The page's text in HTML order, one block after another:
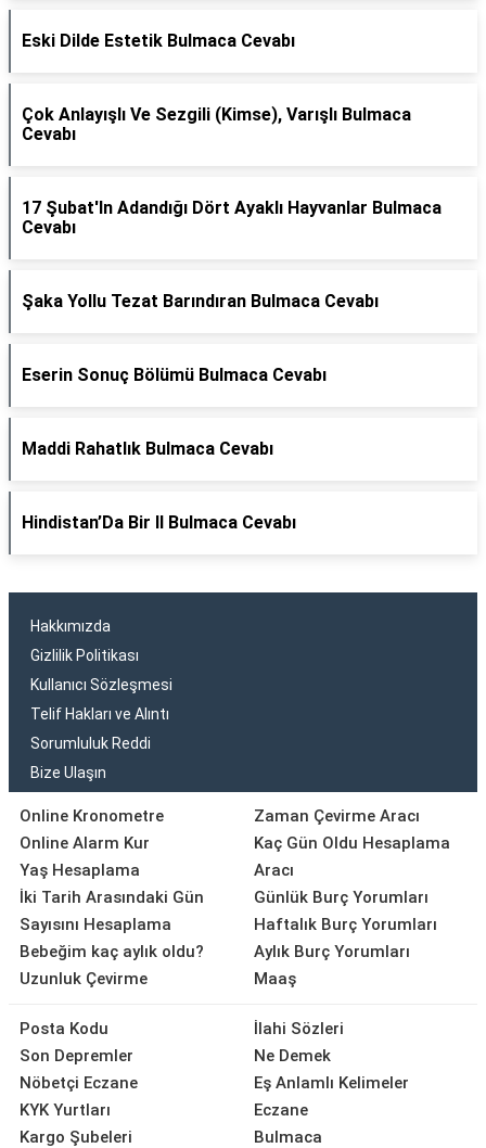
Eski Dilde Estetik Bulmaca Cevabı
Çok Anlayışlı Ve Sezgili (Kimse), Varışlı Bulmaca
Cevabı
17 Şubat'In Adandığı Dört Ayaklı Hayvanlar Bulmaca
Cevabı
Şaka Yollu Tezat Barındıran Bulmaca Cevabı
Eserin Sonuç Bölümü Bulmaca Cevabı
Maddi Rahatlık Bulmaca Cevabı
Hindistan’Da Bir Il Bulmaca Cevabı
Hakkımızda
Gizlilik Politikası
Kullanıcı Sözleşmesi
Telif Hakları ve Alıntı
Sorumluluk Reddi
Bize Ulaşın
Online Kronometre
Online Alarm Kur
Yaş Hesaplama
İki Tarih Arasındaki Gün
Sayısını Hesaplama
Bebeğim kaç aylık oldu?
Uzunluk Çevirme
Zaman Çevirme Aracı
Kaç Gün Oldu Hesaplama
Aracı
Günlük Burç Yorumları
Haftalık Burç Yorumları
Aylık Burç Yorumları
Maaş
Posta Kodu
Son Depremler
Nöbetçi Eczane
KYK Yurtları
Kargo Şubeleri
İlahi Sözleri
Ne Demek
Eş Anlamlı Kelimeler
Eczane
Bulmaca